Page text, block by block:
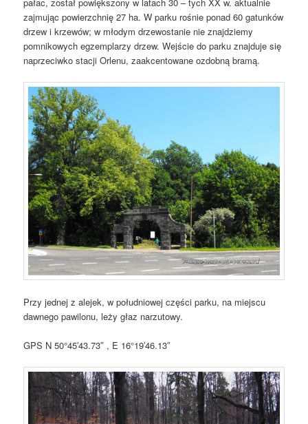
zajmując powierzchnię 27 ha. W parku rośnie ponad 60 gatunków
drzew i krzewów; w młodym drzewostanie nie znajdziemy
pomnikowych egzemplarzy drzew. Wejście do parku znajduje się
naprzeciwko stacji Orlenu, zaakcentowane ozdobną bramą.
Przy jednej z alejek, w południowej części parku, na miejscu
dawnego pawilonu, leży głaz narzutowy.
GPS N 50°45′43.73″ , E 16°19′46.13″